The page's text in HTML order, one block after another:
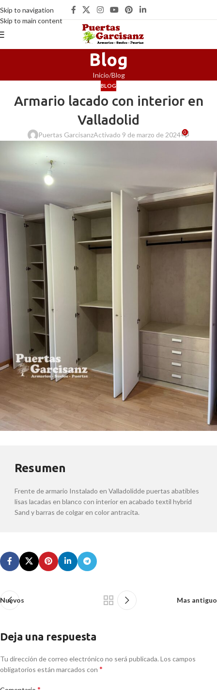
Skip to navigation
Skip to main content
Blog
Inicio Blog
BLOG
Armario lacado con interior en
Valladolid
Puertas GarcisanzActivado 9 de marzo de 2024 0
Resumen
Frente de armario Instalado en Valladolidde puertas abatibles
lisas lacadas en blanco con interior en acabado textil hybrid
Sand y barras de colgar en color antracita.
Nuevos Mas antiguo
Deja una respuesta
Tu dirección de correo electrónico no será publicada. Los campos
obligatorios están marcados con *